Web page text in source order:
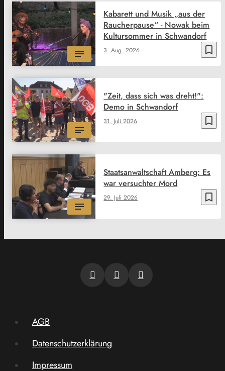
bookmark_border
3. Aug. 2026
Kabarett und Musik „aus der
Raucherpause“ - Nowak beim
Kultursommer in Schwandorf
bookmark_border
31. Juli 2026
"Zeit, dass sich was dreht!":
Demo in Schwandorf
bookmark_border
29. Juli 2026
Staatsanwaltschaft Amberg: Es
war versuchter Mord
AGB
Datenschutzerklärung
Impressum